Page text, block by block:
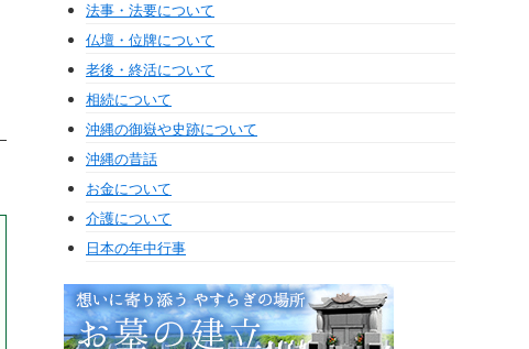
法事・法要について
仏壇・位牌について
老後・終活について
相続について
沖縄の御嶽や史跡について
沖縄の昔話
お金について
介護について
日本の年中行事